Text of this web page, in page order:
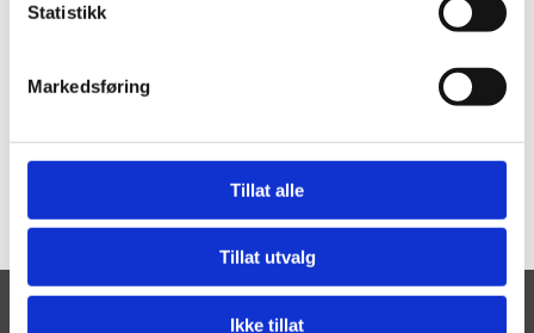
Statistikk
Markedsføring
Tillat alle
Tillat utvalg
Ikke tillat
GÅ TIL BESTILLINGSSIDEN